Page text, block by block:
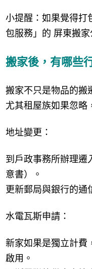
小提醒：如果覺得打
包服務」的 屏東搬
搬家後，有哪些
搬家不只是物品的搬
尤其租屋族如果忽略
地址變更：
到戶政事務所辦理遷
意書）。
更新郵局與銀行的通
水電瓦斯申請：
新家如果是獨立計費
啟用。